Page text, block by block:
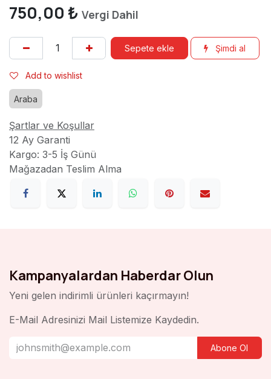
750,00 ₺ Vergi Dahil
Sepete ekle Şimdi al
Add to wishlist
Araba
Şartlar ve Koşullar
12 Ay Garanti
Kargo: 3-5 İş Günü
Mağazadan Teslim Alma
Kampanyalardan Haberdar Olun
Yeni gelen indirimli ürünleri kaçırmayın!
E-Mail Adresinizi Mail Listemize Kaydedin.
Abone Ol